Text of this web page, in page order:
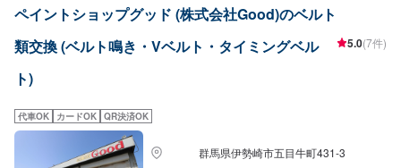
追求し、全てのお客様からも頼みやすい、と言っていただける自動車整備工
オファーにてお問い合わせ【2】お見積り【3】お見積りにご納得いただけれ
いたします。車種や状態により納期が前後する場合がございます。予め、ご
料代は、お客様負担となっております。予め、ご了承ください。◯パーツ持
ち込みについて◯パーツの持ち込み可能です。オファーの際に持ち込みパー
ツの詳細をご入力ください。【定休日・営業時間】定休日：日曜日、祝日営
業時間：9:00~18:00
ペイントショップグッド (株式会社Good)のベルト
類交換 (ベルト鳴き・Vベルト・タイミングベル
ト)
5.0(7件)
代車OK カードOK QR決済OK
群馬県伊勢崎市五目牛町431-3